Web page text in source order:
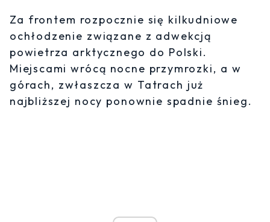
Za frontem rozpocznie się kilkudniowe
ochłodzenie związane z adwekcją
powietrza arktycznego do Polski.
Miejscami wrócą nocne przymrozki, a w
górach, zwłaszcza w Tatrach już
najbliższej nocy ponownie spadnie śnieg.